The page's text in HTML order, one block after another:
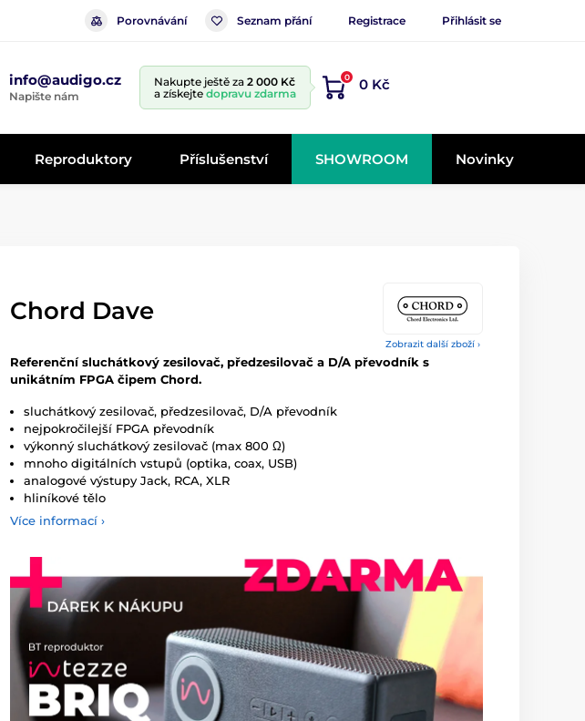
Porovnávání Seznam přání Registrace Přihlásit se
info@audigo.cz
Napište nám
Nakupte ještě za 2 000 Kč
a získejte dopravu zdarma
0 0 Kč
Reproduktory Příslušenství SHOWROOM Novinky
Zobrazit další zboží ›
Chord Dave
Referenční sluchátkový zesilovač, předzesilovač a D/A převodník s
unikátním FPGA čipem Chord.
sluchátkový zesilovač, předzesilovač, D/A převodník
nejpokročilejší FPGA převodník
výkonný sluchátkový zesilovač (max 800 Ω)
mnoho digitálních vstupů (optika, coax, USB)
analogové výstupy Jack, RCA, XLR
hliníkové tělo
Více informací ›